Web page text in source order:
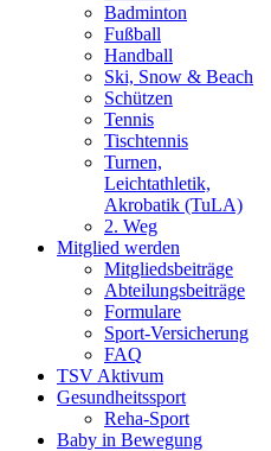
Badminton
Fußball
Handball
Ski, Snow & Beach
Schützen
Tennis
Tischtennis
Turnen,
Leichtathletik,
Akrobatik (TuLA)
2. Weg
Mitglied werden
Mitgliedsbeiträge
Abteilungsbeiträge
Formulare
Sport-Versicherung
FAQ
TSV Aktivum
Gesundheitssport
Reha-Sport
Baby in Bewegung